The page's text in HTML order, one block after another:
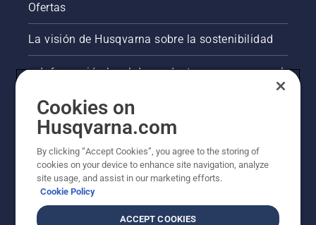
Ofertas
La visión de Husqvarna sobre la sostenibilidad
Información legal de productos
Otros sitios de Husqvarna
Cookies on
Husqvarna.com
By clicking “Accept Cookies”, you agree to the storing of
cookies on your device to enhance site navigation, analyze
site usage, and assist in our marketing efforts.
Cookie Policy
ACCEPT COOKIES